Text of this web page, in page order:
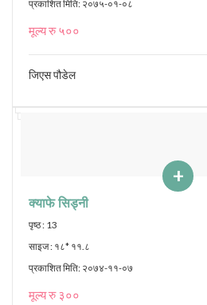
प्रकाशित मिति: २०७५-०१-०८
मूल्य रु ५००
जिएस पौडेल
+
क्याफे सिड्नी
पृष्ठ : 13
साइज : १८* ११.८
प्रकाशित मिति: २०७४-११-०७
मूल्य रु ३००